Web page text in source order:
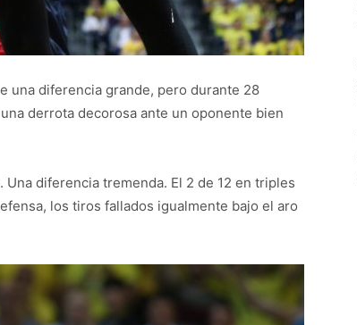
una diferencia grande, pero durante 28
derrota decorosa ante un oponente bien
diferencia tremenda. El 2 de 12 en triples
los tiros fallados igualmente bajo el aro